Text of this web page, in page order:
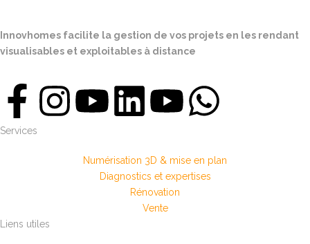
Innovhomes facilite la gestion de vos projets en les rendant
visualisables et exploitables à distance
Services
Numérisation 3D & mise en plan
Diagnostics et expertises
Rénovation
Vente
Liens utiles